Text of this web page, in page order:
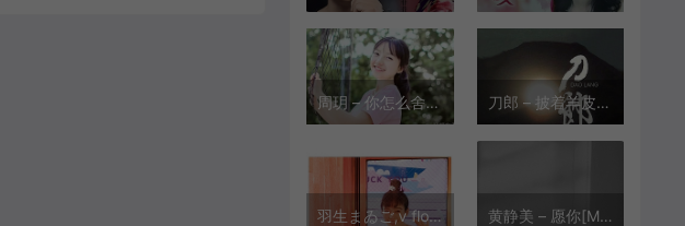
周玥 – 你怎么舍得我难过[MP3-320K/FLAC][5.77M/11.7M] 刀郎 – 披着羊皮的狼[MP3-320K/FLAC][17.2M/45.4M]
羽生まゐご,v flower – ハレハレヤ(朗朗晴天)[MP3-320K][8.08M] 黄静美 – 愿你[MP3-320K/FLAC][8.77M/24.1M]